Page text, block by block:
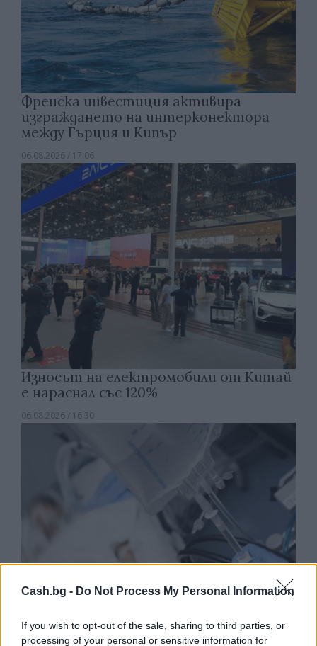
Cash.bg - Do Not Process My Personal Information
If you wish to opt-out of the sale, sharing to third parties, or
processing of your personal or sensitive information for
Френска инвестиция активира
изграждането на интерконектора
между Гърция и Кипър
06.08.2026 / 17:06
Износът на електромобили от Китай
е нараснал със 120%
06.08.2026 / 16:30
Ню Йорк стана 14-ият щат на САЩ, в